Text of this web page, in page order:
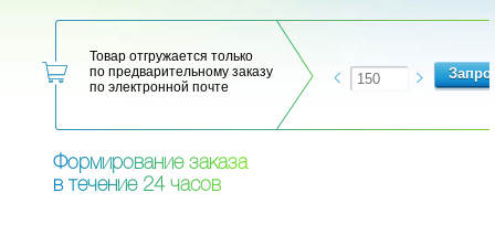
Товар отгружается только
по предварительному заказу
по электронной почте
Формирование заказа
в течение 24 часов